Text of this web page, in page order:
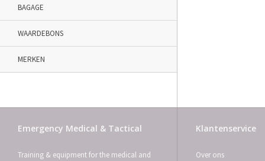
BAGAGE
WAARDEBONS
MERKEN
Emergency Medical & Tactical
Training & equipment for the medical and
Klantenservice
Over ons